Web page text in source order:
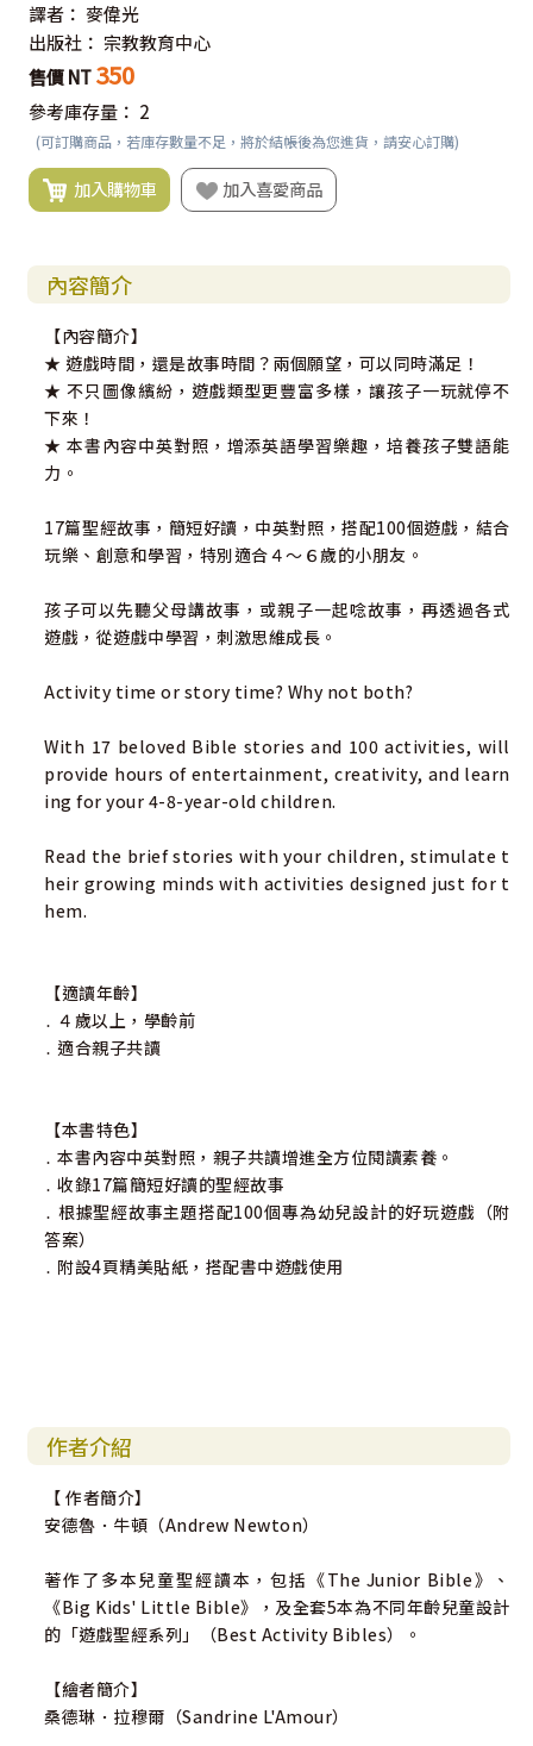
譯者： 麥偉光
出版社： 宗教教育中心
售價 NT 350
參考庫存量： 2
(可訂購商品，若庫存數量不足，將於結帳後為您進貨，請安心訂購)
加入購物車 加入喜愛商品
內容簡介
【內容簡介】
★ 遊戲時間，還是故事時間？兩個願望，可以同時滿足！
★ 不只圖像繽紛，遊戲類型更豐富多樣，讓孩子一玩就停不
下來！
★ 本書內容中英對照，增添英語學習樂趣，培養孩子雙語能
力。
17篇聖經故事，簡短好讀，中英對照，搭配100個遊戲，結合
玩樂、創意和學習，特別適合４～６歲的小朋友。
孩子可以先聽父母講故事，或親子一起唸故事，再透過各式
遊戲，從遊戲中學習，刺激思維成長。
Activity time or story time? Why not both?
With 17 beloved Bible stories and 100 activities, will
provide hours of entertainment, creativity, and learn
ing for your 4-8-year-old children.
Read the brief stories with your children, stimulate t
heir growing minds with activities designed just for t
hem.
【適讀年齡】
․ ４歲以上，學齡前
․ 適合親子共讀
【本書特色】
․ 本書內容中英對照，親子共讀增進全方位閱讀素養。
․ 收錄17篇簡短好讀的聖經故事
․ 根據聖經故事主題搭配100個專為幼兒設計的好玩遊戲（附
答案）
․ 附設4頁精美貼紙，搭配書中遊戲使用
作者介紹
【 作者簡介】
安德魯．牛頓（Andrew Newton）
著作了多本兒童聖經讀本，包括《The Junior Bible》、
《Big Kids' Little Bible》，及全套5本為不同年齡兒童設計
的「遊戲聖經系列」（Best Activity Bibles）。
【繪者簡介】
桑德琳．拉穆爾（Sandrine L'Amour）